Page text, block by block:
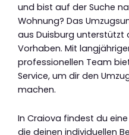
und bist auf der Suche
Wohnung? Das
aus Duisburg unterstützt
Vorhaben. Mit
professionellen Team
Service, um dir den
machen.
In Craiova findest du
die deinen individuellen